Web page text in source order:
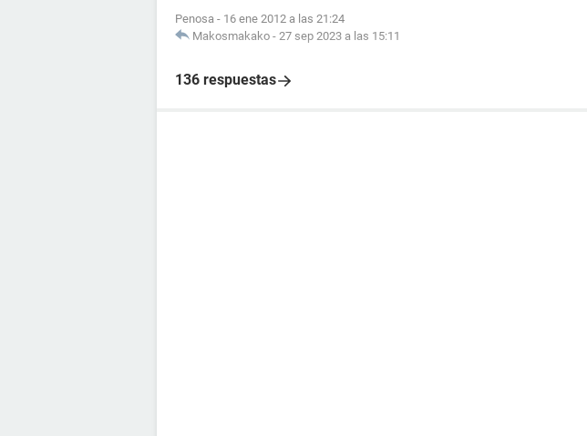
Penosa - 16 ene 2012 a las 21:24
Makosmakako - 27 sep 2023 a las 15:11
136 respuestas